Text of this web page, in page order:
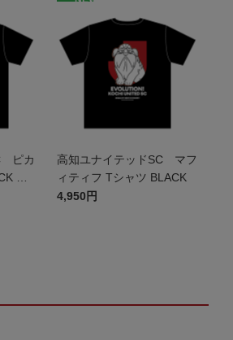
ピカ
キ
高知ユナイテッドSC マフ
ィティフ Tシャツ BLACK
4,950円